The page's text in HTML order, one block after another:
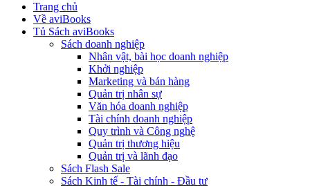
Trang chủ
Về aviBooks
Tủ Sách aviBooks
Sách doanh nghiệp
Nhân vật, bài học doanh nghiệp
Khởi nghiệp
Marketing và bán hàng
Quản trị nhân sự
Văn hóa doanh nghiệp
Tài chính doanh nghiệp
Quy trình và Công nghệ
Quản trị thương hiệu
Quản trị và lãnh đạo
Sách Flash Sale
Sách Kinh tế - Tài chính - Đầu tư